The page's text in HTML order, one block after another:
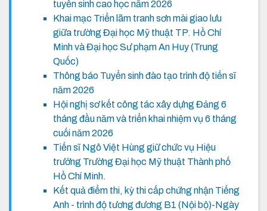
tuyển sinh cao học năm 2026
Khai mạc Triển lãm tranh sơn mài giao lưu
giữa trường Đại học Mỹ thuật TP. Hồ Chí
Minh và Đại học Sư phạm An Huy (Trung
Quốc)
Thông báo Tuyển sinh đào tạo trình độ tiến sĩ
năm 2026
Hội nghị sơ kết công tác xây dựng Đảng 6
tháng đầu năm và triển khai nhiệm vụ 6 tháng
cuối năm 2026
Tiến sĩ Ngô Việt Hùng giữ chức vụ Hiệu
trưởng Trường Đại học Mỹ thuật Thành phố
Hồ Chí Minh.
Kết quả điểm thi, kỳ thi cấp chứng nhận Tiếng
Anh - trình độ tương đương B1 (Nội bộ)-Ngày